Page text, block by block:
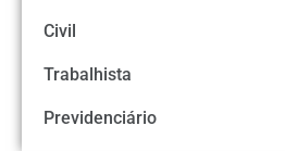
Civil
Trabalhista
Previdenciário